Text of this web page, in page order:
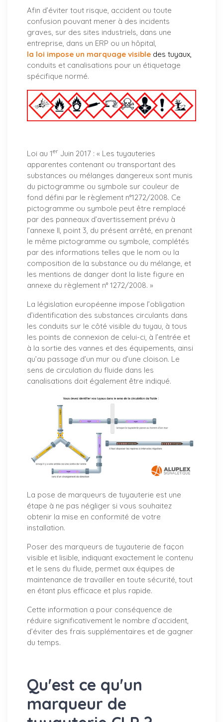
Afin d’éviter tout risque, accident ou toute
confusion pouvant mener à des incidents
graves, sur des sites industriels, dans une
entreprise, dans un ERP ou un hôpital,
la loi impose un marquage visible des tuyaux,
conduits et canalisations pour un étiquetage
spécifique normé.
Loi au 1er Juin 2017 : « Les tuyauteries
apparentes contenant ou transportant des
substances ou mélanges dangereux sont munis
du pictogramme ou symbole sur couleur de
fond défini par le règlement n°1272/2008. Ce
pictogramme ou symbole peut être remplacé
par des panneaux d’avertissement prévu à
l’annexe II, point 3, du présent arrêté, en prenant
le même pictogramme ou symbole, complétés
par des informations telles que le nom ou la
composition de la substance ou du mélange, et
les mentions de danger dont la liste figure en
annexe du règlement n° 1272/2008. »
La législation européenne impose l’obligation
d’identification des substances circulants dans
les conduits sur le côté visible du tuyau, à tous
les points de connexion de celui-ci, à l’entrée et
à la sortie des vannes et des équipements, ainsi
qu’au passage d’un mur ou d’une cloison. Le
sens de circulation du fluide dans les
canalisations doit également être indiqué.
La pose de marqueurs de tuyauterie est une
étape à ne pas négliger si vous souhaitez
obtenir la mise en conformité de votre
installation.
Poser des marqueurs de tuyauterie de façon
visible et lisible, indiquant exactement le contenu
et le sens du fluide, permet aux équipes de
maintenance de travailler en toute sécurité, tout
en étant plus efficace et plus rapide.
Cette information a pour conséquence de
réduire significativement le nombre d’accident,
d’éviter des frais supplémentaires et de gagner
du temps.
Qu'est ce qu'un
marqueur de